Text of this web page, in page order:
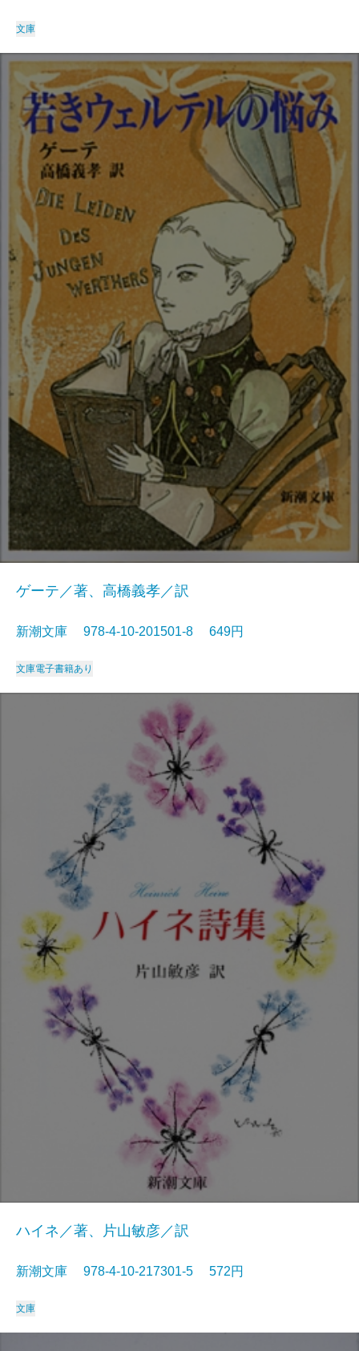
文庫
ゲーテ／著、高橋義孝／訳
新潮文庫 978-4-10-201501-8 649円
文庫電子書籍あり
ハイネ／著、片山敏彦／訳
新潮文庫 978-4-10-217301-5 572円
文庫